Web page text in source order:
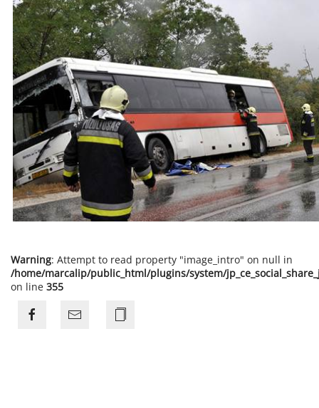
Warning: Attempt to read property "image_intro" on null in
/home/marcalip/public_html/plugins/system/
on line 355